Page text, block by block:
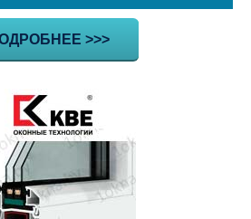
>>>